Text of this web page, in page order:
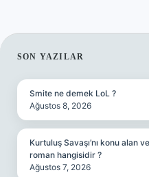
SIDEBAR
SON YAZILAR
Smite ne demek LoL ?
Ağustos 8, 2026
Kurtuluş Savaşı’nı konu alan
roman hangisidir ?
Ağustos 7, 2026